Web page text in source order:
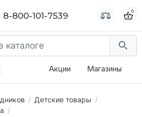
8-800-101-7539 0
Акции Магазины
Детские товары
8-800-101-7539 0